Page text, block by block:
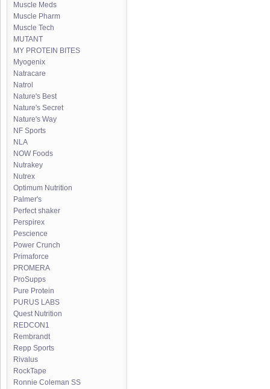
Muscle Meds
Muscle Pharm
Muscle Tech
MUTANT
MY PROTEIN BITES
Myogenix
Natracare
Natrol
Nature's Best
Nature's Secret
Nature's Way
NF Sports
NLA
NOW Foods
Nutrakey
Nutrex
Optimum Nutrition
Palmer's
Perfect shaker
Perspirex
Pescience
Power Crunch
Primaforce
PROMERA
ProSupps
Pure Protein
PURUS LABS
Quest Nutrition
REDCON1
Rembrandt
Repp Sports
Rivalus
RockTape
Ronnie Coleman SS